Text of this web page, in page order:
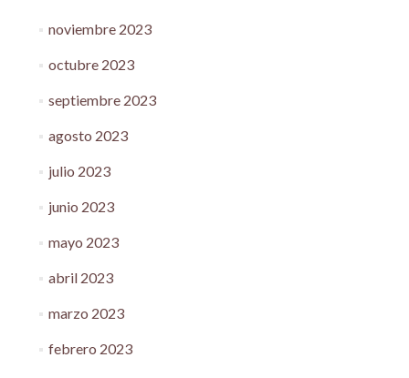
noviembre 2023
octubre 2023
septiembre 2023
agosto 2023
julio 2023
junio 2023
mayo 2023
abril 2023
marzo 2023
febrero 2023